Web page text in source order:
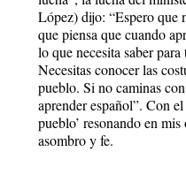
López) dijo: “Espero que
que piensa que cuando
lo que necesita saber
Necesitas conocer las
pueblo. Si no caminas
aprender español”. Con
pueblo’ resonando en
asombro y fe.